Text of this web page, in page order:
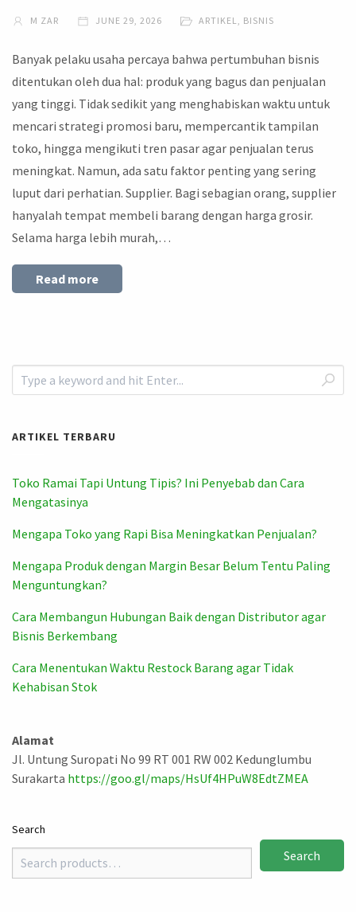
M ZAR JUNE 29, 2026 ARTIKEL BISNIS
Banyak pelaku usaha percaya bahwa pertumbuhan bisnis
ditentukan oleh dua hal: produk yang bagus dan penjualan
yang tinggi. Tidak sedikit yang menghabiskan waktu untuk
mencari strategi promosi baru, mempercantik tampilan
toko, hingga mengikuti tren pasar agar penjualan terus
meningkat. Namun, ada satu faktor penting yang sering
luput dari perhatian. Supplier. Bagi sebagian orang, supplier
hanyalah tempat membeli barang dengan harga grosir.
Selama harga lebih murah,…
Read more
ARTIKEL TERBARU
Toko Ramai Tapi Untung Tipis? Ini Penyebab dan Cara
Mengatasinya
Mengapa Toko yang Rapi Bisa Meningkatkan Penjualan?
Mengapa Produk dengan Margin Besar Belum Tentu Paling
Menguntungkan?
Cara Membangun Hubungan Baik dengan Distributor agar
Bisnis Berkembang
Cara Menentukan Waktu Restock Barang agar Tidak
Kehabisan Stok
Alamat
Jl. Untung Suropati No 99 RT 001 RW 002 Kedunglumbu
Surakarta https://goo.gl/maps/HsUf4HPuW8EdtZMEA
Search
Search